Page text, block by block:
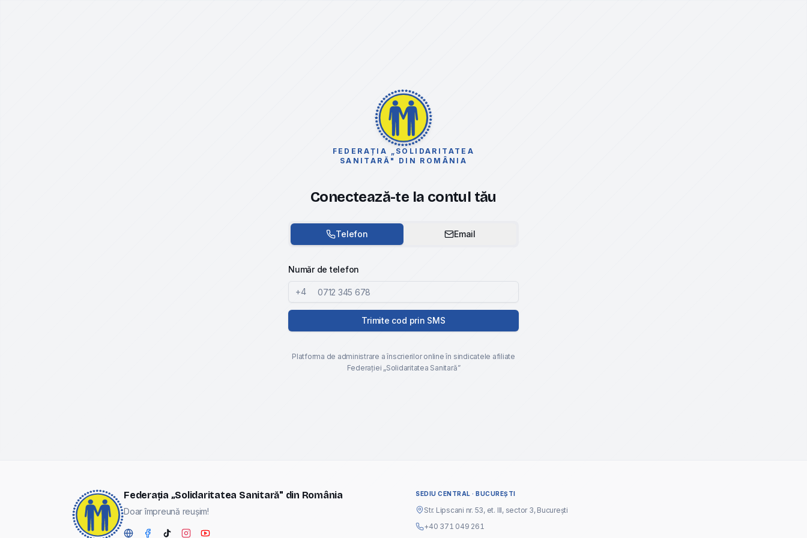
FEDERAȚIA „SOLIDARITATEA
SANITARĂ" DIN ROMÂNIA
Conectează-te la contul tău
Telefon Email
Număr de telefon
+4
Trimite cod prin SMS
Platforma de administrare a înscrierilor online în sindicatele afiliate
Federației „Solidaritatea Sanitară”
Federația „Solidaritatea Sanitară" din România
Doar împreună reușim!
SEDIU CENTRAL · BUCUREȘTI
Str. Lipscani nr. 53, et. III, sector 3, București
+40 371 049 261